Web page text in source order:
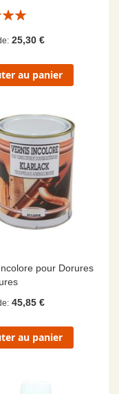
25,30 €
au panier
pour Dorures
45,85 €
au panier